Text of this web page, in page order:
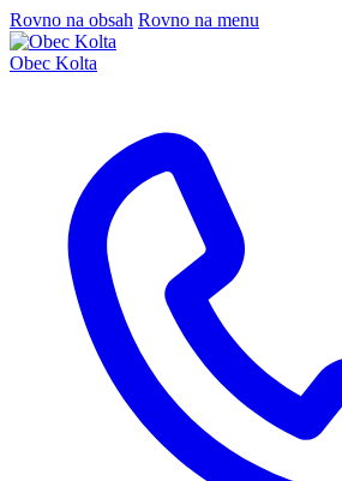
Rovno na obsah Rovno na menu
Obec Kolta